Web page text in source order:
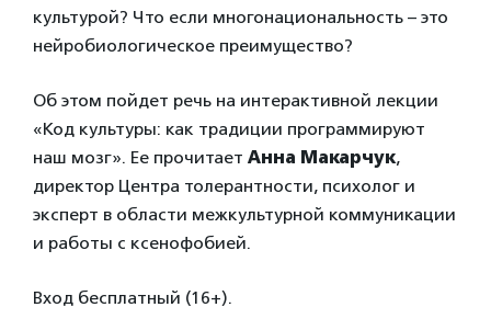
культурой? Что если многонациональность – это
нейробиологическое преимущество?
Об этом пойдет речь на интерактивной лекции
«Код культуры: как традиции программируют
наш мозг». Ее прочитает Анна Макарчук,
директор Центра толерантности, психолог и
эксперт в области межкультурной коммуникации
и работы с ксенофобией.
Вход бесплатный (16+).